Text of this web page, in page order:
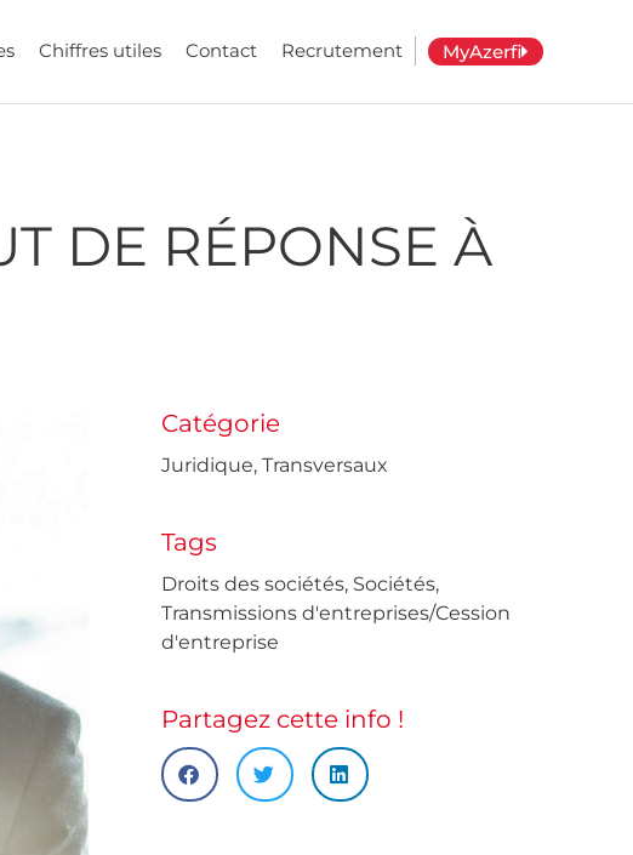
Chiffres utiles Contact Recrutement MyAzerfi
DE RÉPONSE À
Catégorie
Juridique, Transversaux
Tags
Droits des sociétés, Sociétés,
Transmissions d'entreprises/Cession
d'entreprise
Partagez cette info !